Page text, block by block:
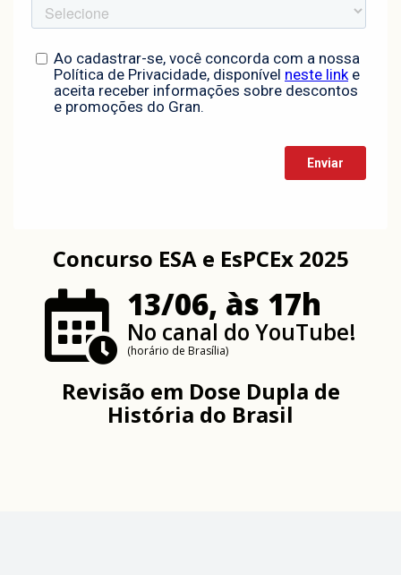
Concurso ESA e EsPCEx 2025
13/06, às 17h
No canal do YouTube!
(horário de Brasília)
Revisão em Dose Dupla de
História do Brasil